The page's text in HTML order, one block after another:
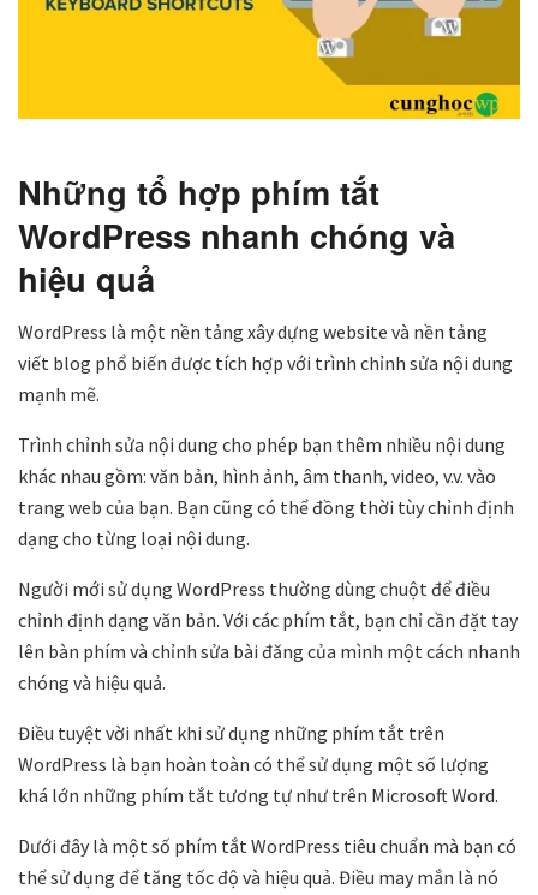
Những tổ hợp phím tắt
WordPress nhanh chóng và
hiệu quả
WordPress là một nền tảng xây dựng website và nền tảng
viết blog phổ biến được tích hợp với trình chỉnh sửa nội dung
mạnh mẽ.
Trình chỉnh sửa nội dung cho phép bạn thêm nhiều nội dung
khác nhau gồm: văn bản, hình ảnh, âm thanh, video, v.v. vào
trang web của bạn. Bạn cũng có thể đồng thời tùy chỉnh định
dạng cho từng loại nội dung.
Người mới sử dụng WordPress thường dùng chuột để điều
chỉnh định dạng văn bản. Với các phím tắt, bạn chỉ cần đặt tay
lên bàn phím và chỉnh sửa bài đăng của mình một cách nhanh
chóng và hiệu quả.
Điều tuyệt vời nhất khi sử dụng những phím tắt trên
WordPress là bạn hoàn toàn có thể sử dụng một số lượng
khá lớn những phím tắt tương tự như trên Microsoft Word.
Dưới đây là một số phím tắt WordPress tiêu chuẩn mà bạn có
thể sử dụng để tăng tốc độ và hiệu quả. Điều may mắn là nó